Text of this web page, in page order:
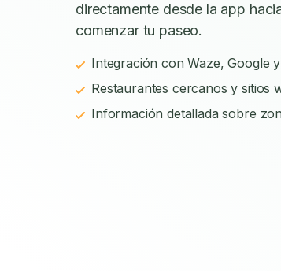
directamente desde la app
comenzar tu paseo.
Integración con Waze, Google
Restaurantes cercanos y sitios
Información detallada sobre